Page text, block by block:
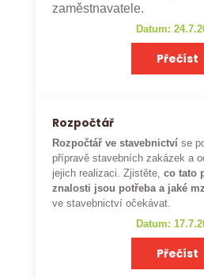
zaměstnavatele.
Datum:
Přečíst
Rozpočtář
Rozpočtář ve stavebnictví se
přípravě stavebních zakázek a
jejich realizaci. Zjistěte,co tato
znalosti jsou potřeba a jaké
ve stavebnictví očekávat.
Datum:
Přečíst